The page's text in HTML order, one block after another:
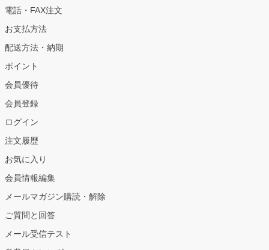
電話・FAX注文
お支払方法
配送方法・納期
ポイント
会員優待
会員登録
ログイン
注文履歴
お気に入り
会員情報編集
メールマガジン購読・解除
ご質問と回答
メール受信テスト